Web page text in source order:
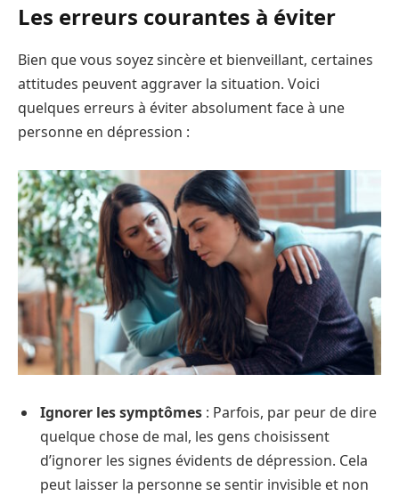
Les erreurs courantes à éviter
Bien que vous soyez sincère et bienveillant, certaines
attitudes peuvent aggraver la situation. Voici
quelques erreurs à éviter absolument face à une
personne en dépression :
Ignorer les symptômes : Parfois, par peur de dire
quelque chose de mal, les gens choisissent
d’ignorer les signes évidents de dépression. Cela
peut laisser la personne se sentir invisible et non